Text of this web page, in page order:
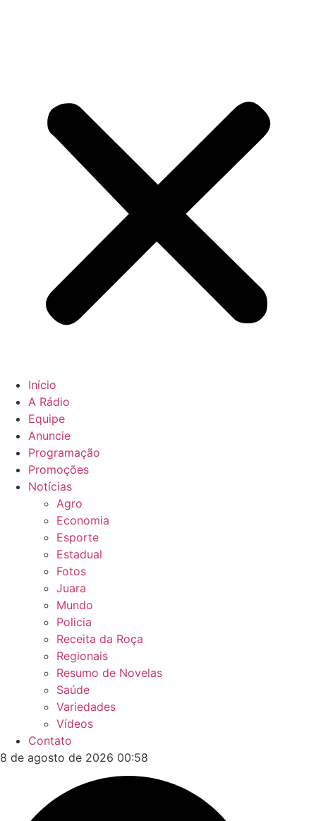
Início
A Rádio
Equipe
Anuncie
Programação
Promoções
Notícias
Agro
Economia
Esporte
Estadual
Fotos
Juara
Mundo
Policia
Receita da Roça
Regionais
Resumo de Novelas
Saúde
Variedades
Vídeos
Contato
8 de agosto de 2026 00:58